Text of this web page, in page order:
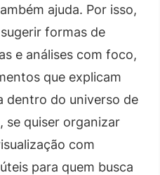
ajuda. Por isso,
formas de
e análises com foco,
que explicam
dentro do universo de
se quiser organizar
com
para quem busca